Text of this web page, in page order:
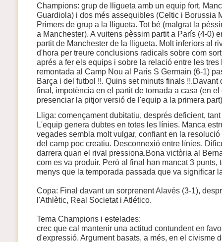
Champions: grup de lligueta amb un equip fort,
Guardiola) i dos més assequibles (Celtic i Borussia
Primers de grup a la lligueta. Tot bé (malgrat la
a Manchester). A vuitens pèssim partit a París (4-0)
partit de Manchester de la lligueta. Molt inferiors al
d'hora per treure conclusions radicals sobre com
aprés a fer els equips i sobre la relació entre les
remontada al Camp Nou al Paris S Germain (6-1)
Barça i del futbol !!. Quins set minuts finals !!.Davant
final, impotència en el partit de tornada a casa (en el
presenciar la pitjor versió de l'equip a la primera part)
Lliga: començament dubitatiu, després deficient,
L'equip genera dubtes en totes les línies. Manca
vegades sembla molt vulgar, confiant en la
del camp poc creatiu. Desconnexió entre línies.
darrera quan el rival pressiona.Bona victòria al
com es va produir. Però al final han mancat 3 punts,
menys que la temporada passada que va significar
Copa: Final davant un sorprenent Alavés (3-1),
l'Athlètic, Real Societat i Atlético.
Tema Champions i estelades:
crec que cal mantenir una actitud contundent en
d'expressió. Argument basats, a més, en el civisme